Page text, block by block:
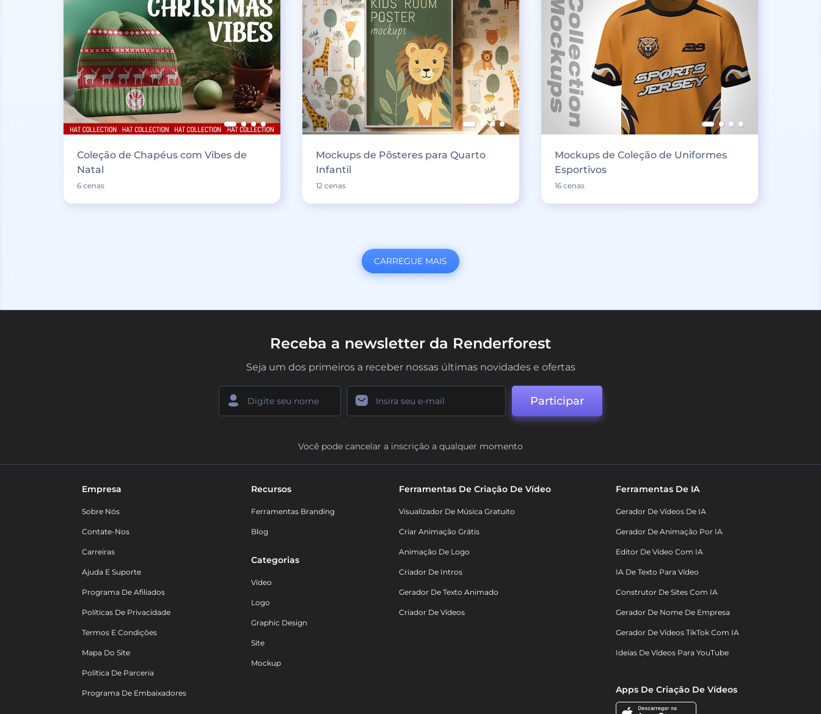
Coleção de Chapéus com Vibes de
Natal
6 cenas
Mockups de Pôsteres para Quarto
Infantil
12 cenas
Mockups de Coleção de Uniformes
Esportivos
16 cenas
CARREGUE MAIS
Receba a newsletter da Renderforest
Seja um dos primeiros a receber nossas últimas novidades e ofertas
Participar
Você pode cancelar a inscrição a qualquer momento
Empresa
Sobre Nós
Contate-Nos
Carreiras
Ajuda E Suporte
Programa De Afiliados
Políticas De Privacidade
Termos E Condições
Mapa Do Site
Política De Parceria
Programa De Embaixadores
Recursos
Ferramentas Branding
Blog
Categorias
Vídeo
Logo
Graphic Design
Site
Mockup
Ferramentas De Criação De Vídeo
Visualizador De Música Gratuito
Criar Animação Grátis
Animação De Logo
Criador De Intros
Gerador De Texto Animado
Criador De Vídeos
Ferramentas De IA
Gerador De Vídeos De IA
Gerador De Animação Por IA
Editor De Vídeo Com IA
IA De Texto Para Vídeo
Construtor De Sites Com IA
Gerador De Nome De Empresa
Gerador De Vídeos TikTok Com IA
Ideias De Vídeos Para YouTube
Apps De Criação De Vídeos